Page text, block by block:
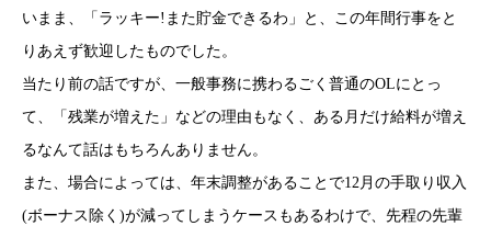
いまま、「ラッキー!また貯金できるわ」と、この年間行事をと
りあえず歓迎したものでした。
当たり前の話ですが、一般事務に携わるごく普通のOLにとっ
て、「残業が増えた」などの理由もなく、ある月だけ給料が増え
るなんて話はもちろんありません。
また、場合によっては、年末調整があることで12月の手取り収入
(ボーナス除く)が減ってしまうケースもあるわけで、先程の先輩